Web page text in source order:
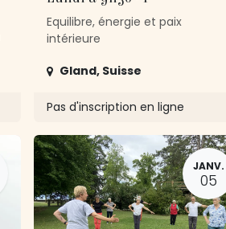
Equilibre, énergie et paix
intérieure
Gland, Suisse
Pas d'inscription en ligne
JANV.
05